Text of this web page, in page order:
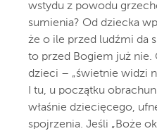
wstydu z powodu
sumienia? Od dziecka
że o ile przed ludźmi da
to przed Bogiem już nie.
dzieci – „świetnie widzi
I tu, u początku
właśnie dziecięcego,
spojrzenia. Jeśli „Boże